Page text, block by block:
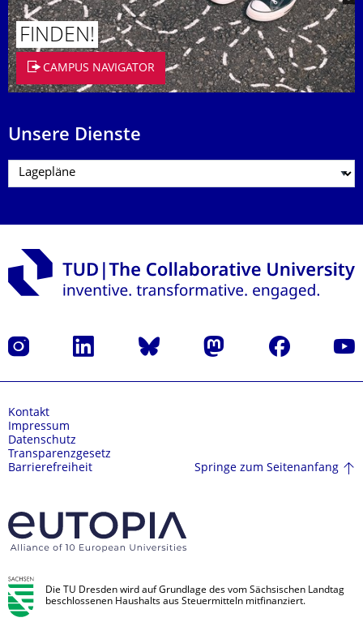
FINDEN!
CAMPUS NAVIGATOR
Unsere Dienste
Instagram LinkedIn Bluesky Mastodon Facebook
Kontakt
Impressum
Datenschutz
Transparenzgesetz
Barrierefreiheit
Springe zum Seitenanfang
Die TU Dresden wird auf Grundlage des vom Sächsischen Landtag
beschlossenen Haushalts aus Steuermitteln mitfinanziert.